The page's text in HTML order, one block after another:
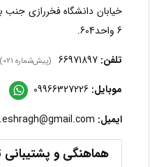
خیابان دانشگاه فخررازی جنب
6 واحد604.
تلفن: 66971897 (پیش‌شماره 021)
موبایل: 09966327226
ایمیل:
هماهنگی و